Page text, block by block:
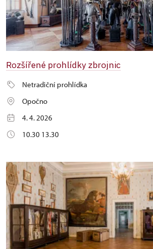
Rozšířené prohlídky zbrojnic
Netradiční prohlídka
Opočno
4. 4. 2026
10.30 13.30